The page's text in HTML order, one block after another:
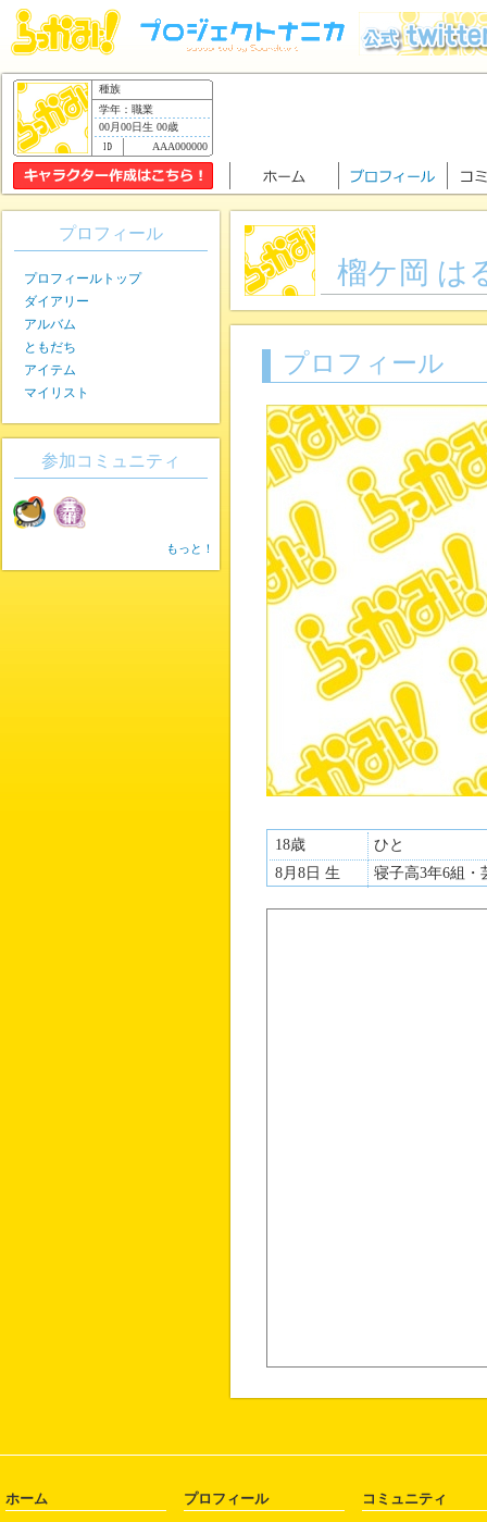
種族
学年：職業
00月00日生 00歳
AAA000000
榴ケ岡 は
プロフィール
18歳
ひと
8月8日 生
寝子高3年6組・
プロフィール
プロフィールトップ
ダイアリー
アルバム
ともだち
アイテム
マイリスト
参加コミュニティ
もっと！
ホーム プロフィール コミュニティ